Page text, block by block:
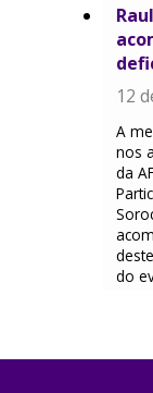
12
A
nos
da
do